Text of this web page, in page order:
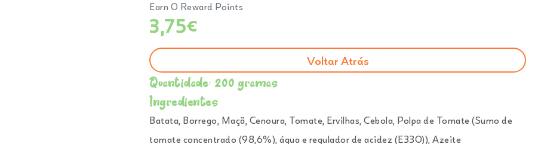
Earn 0 Reward Points
3,75€
Voltar Atrás
Quantidade: 200 gramas
Ingredientes
Batata, Borrego, Maçã, Cenoura, Tomate, Ervilhas, Cebola, Polpa de Tomate (Sumo de
tomate concentrado (98,6%), água e regulador de acidez (E330)), Azeite